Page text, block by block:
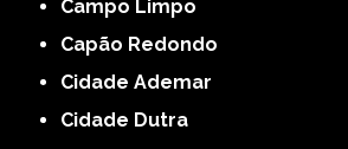
Campo Limpo
Capão Redondo
Cidade Ademar
Cidade Dutra